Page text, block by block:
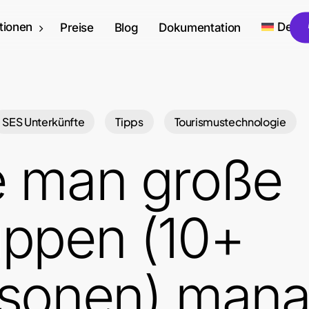
Preise Blog Dokumentation
SES Unterkünfte Tipps Tourismustechnologie
man große
(10+